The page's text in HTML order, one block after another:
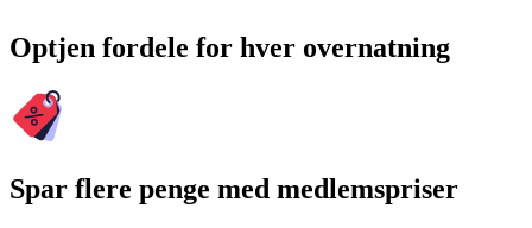
Optjen fordele for hver overnatning
Spar flere penge med medlemspriser